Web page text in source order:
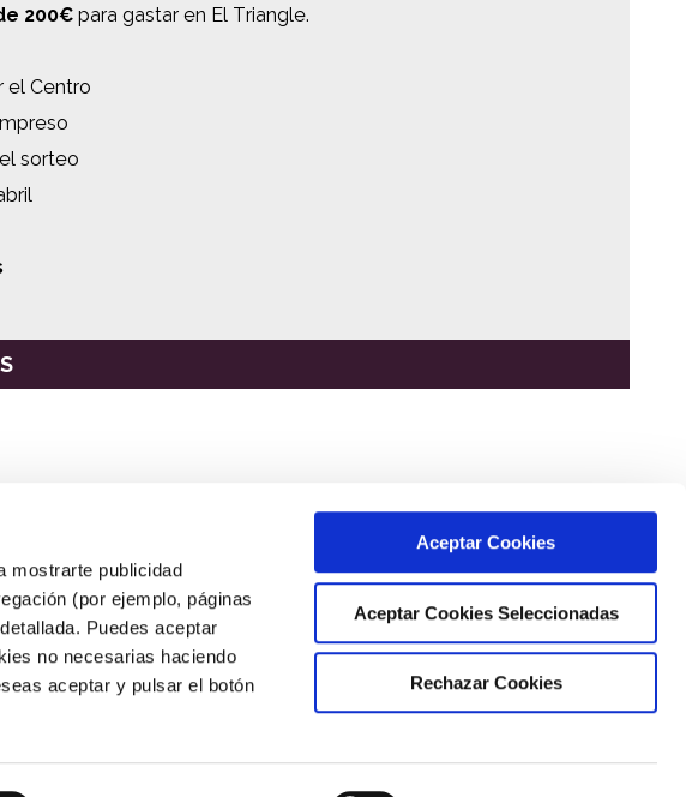
mostrarte publicidad
(por ejemplo, páginas
Puedes aceptar
no necesarias haciendo
aceptar y pulsar el botón
Aceptar Cookies
Aceptar Cookies Seleccionadas
Rechazar Cookies
200€para gastar en El Triangle.
el Centro
sorteo